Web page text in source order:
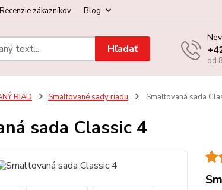
Recenzie zákazníkov Blog
Hľadať
od
RIAD Smaltované sady riadu Smaltovaná sada
sada Classic 4